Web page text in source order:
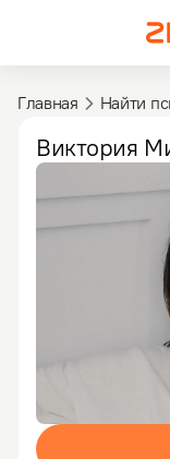
Главная Найти
Виктория